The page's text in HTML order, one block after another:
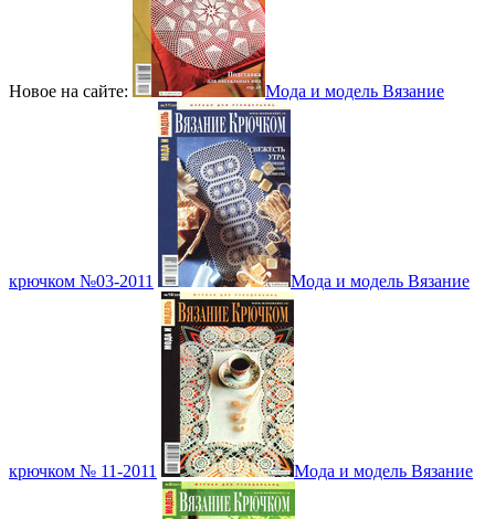
Новое на сайте: Мода и модель Вязание
крючком №03-2011 Мода и модель Вязание
крючком № 11-2011 Мода и модель Вязание